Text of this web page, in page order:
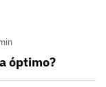
óptimo?